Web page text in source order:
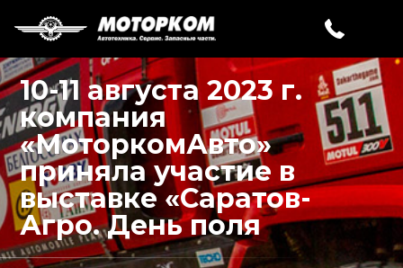
10-11 августа 2023 г.
компания
«МоторкомАвто»
приняла участие в
выставке «Саратов-
Агро. День поля